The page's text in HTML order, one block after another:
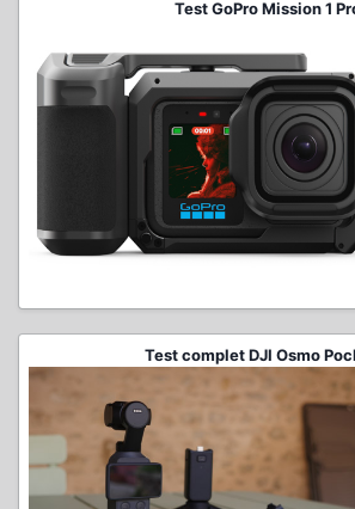
Test GoPro Mission 1
Test complet DJI Osmo